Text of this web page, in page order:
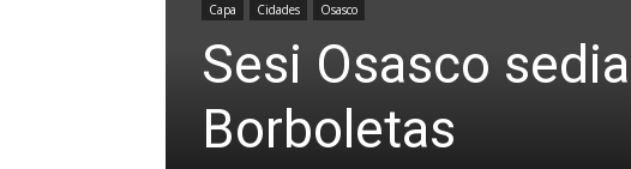
Capa Cidades Osasco
Sesi Osasco
Borboletas